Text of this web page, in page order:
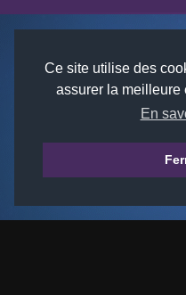
Ce site utilise des
assurer la meilleure
En